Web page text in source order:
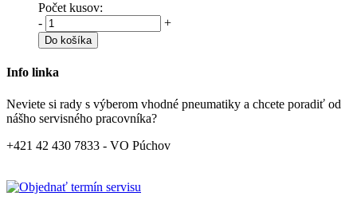
Počet kusov:
-
+
Do košíka
Info linka
Neviete si rady s výberom vhodné pneumatiky a chcete poradiť od
nášho servisného pracovníka?
+421 42 430 7833 - VO Púchov